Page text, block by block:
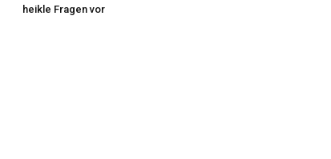
heikle Fragen vor